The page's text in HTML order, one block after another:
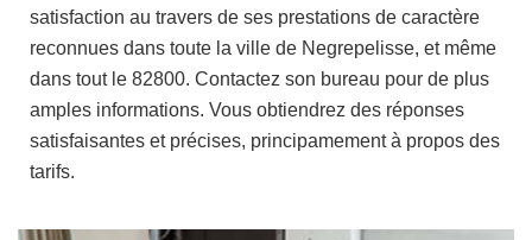
satisfaction au travers de ses prestations de caractère
reconnues dans toute la ville de Negrepelisse, et même
dans tout le 82800. Contactez son bureau pour de plus
amples informations. Vous obtiendrez des réponses
satisfaisantes et précises, principamement à propos des
tarifs.